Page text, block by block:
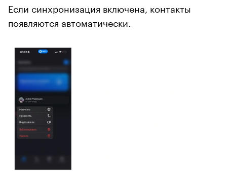
Если синхронизация включена, контакты
появляются автоматически.